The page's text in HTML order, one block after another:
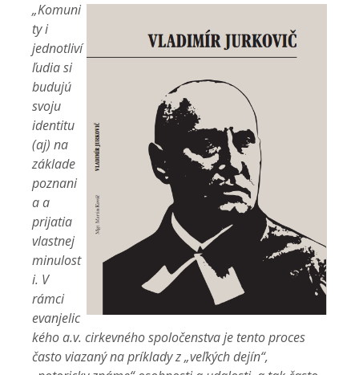
„Komuni
ty i
jednotliví
ľudia si
budujú
svoju
identitu
(aj) na
základe
poznani
a a
prijatia
vlastnej
minulost
i. V
rámci
evanjelic
kého a.v. cirkevného spoločenstva je tento proces
často viazaný na príklady z „veľkých dejín“,